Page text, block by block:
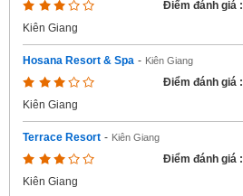
Điểm đánh giá :
Kiên Giang
Hosana Resort & Spa - Kiên Giang
Điểm đánh giá :
Kiên Giang
Terrace Resort - Kiên Giang
Điểm đánh giá :
Kiên Giang